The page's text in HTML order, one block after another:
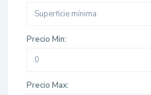
Precio Min:
Precio Max: